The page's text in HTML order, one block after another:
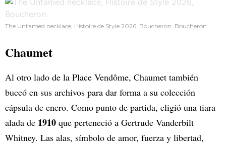
The Untamed necklace, Histoire de Style 2026, Boucheron. Boucheron
Chaumet
Al otro lado de la Place Vendôme, Chaumet también
buceó en sus archivos para dar forma a su colección
cápsula de enero. Como punto de partida, eligió una tiara
alada de 1910 que perteneció a Gertrude Vanderbilt
Whitney. Las alas, símbolo de amor, fuerza y libertad,